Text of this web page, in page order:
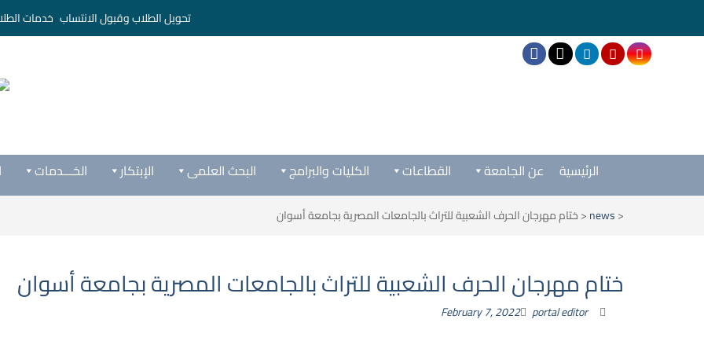
تحويل الطلاب وقبول الانتساب خدمات
الخـــدمات الإبتكار البحث العلمى الكليات والبرامج القطاعات عن الجامعة الرئيسية
<
news
<ختام مهرجان الحرف الشعبية للتراث بالجامعات المصرية بجامعة أسوان
ختام مهرجان الحرف الشعبية للتراث بالجامعات المصرية بجامعة أسوان
February 7, 2022 portal editor